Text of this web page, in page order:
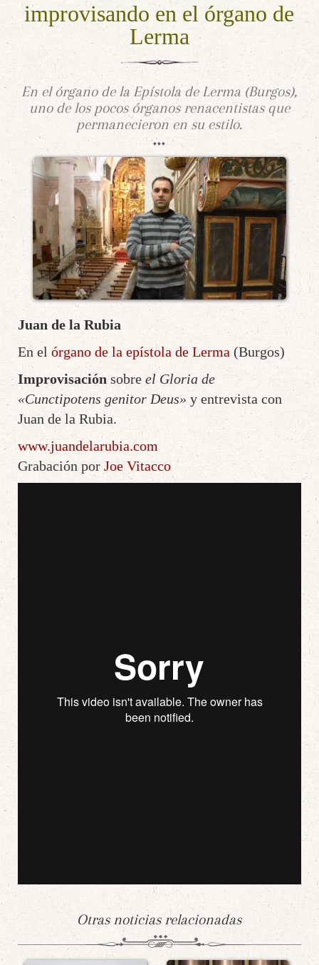
improvisando en el órgano de
Lerma
En el órgano de la Epístola de Lerma (Burgos),
uno de los pocos órganos renacentistas que
permanecieron en su estilo.
Juan de la Rubia
En el órgano de la epístola de Lerma (Burgos)
Improvisación sobreel Gloria de
«Cunctipotens genitor Deus» y entrevista con
Juan de la Rubia.
www.juandelarubia.com
Grabación por Joe Vitacco
Otras noticias relacionadas